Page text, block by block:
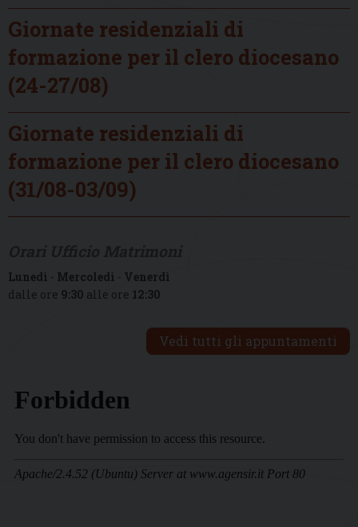
Giornate residenziali di
formazione per il clero diocesano
(24-27/08)
Giornate residenziali di
formazione per il clero diocesano
(31/08-03/09)
Lunedì - Mercoledì - Venerdì
dalle ore 9:30 alle ore 12:30
Vedi tutti gli appuntamenti